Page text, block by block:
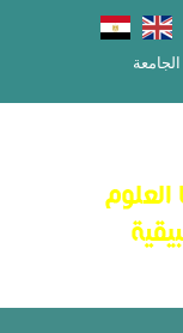
الجامعة